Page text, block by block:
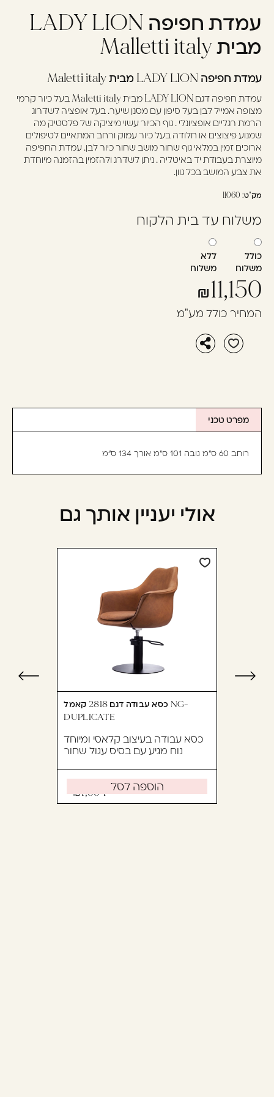
עוד לא נרשמתם? יאללה,
תצטרפו!
להרשמה
עמדת חפיפה LADY LION
מבית Malletti italy
עמדת חפיפה LADY LION מבית Maletti italy
עמדת חפיפה דגם LADY LION מבית Maletti italy בעל כיור קרמי
מצופה אמייל לבן בעל סיפון עם מסנן שיער. בעל אופציה לשדרוג
הרמת רגליים אופציונלי . גוף הכיור עשוי מיציקה של פלסטיק מה
שמנוע פיצוצים או חלודה בעל כיור עמוק ורחב המתאיים לטיפולים
ארוכים זמין במלאי גוף שחור מושב שחור כיור לבן. עמדת החפיפה
מיוצרת בעבודת יד באיטליה . ניתן לשדרג ולהזמין בהזמנה מיוחדת
את צבע המושב בכל גוון.
מק"ט: 11060
משלוח עד בית הלקוח
כולל
משלוח
ללא
משלוח
11,150
המחיר כולל מע"מ
מפרט טכני
רוחב 60 ס"מ גובה 101 ס"מ אורך 134 ס"מ
אולי יעניין אותך גם
כסא עבודה דגם 2818 קאמל NG-
DUPLICATE
כסא עבודה בעיצוב קלאסי ומיוחד
נוח מגיע עם בסיס עגול שחור
1,994 הוספה לסל